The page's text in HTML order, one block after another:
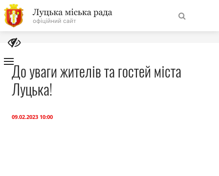
На
головну
До уваги жителів та гостей міста
Луцька!
09.02.2023 10:00